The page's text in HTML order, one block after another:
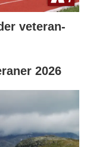
veteran-
2026